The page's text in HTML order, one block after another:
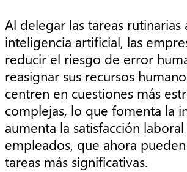
Al delegar las tareas rutinarias
inteligencia artificial, las
reducir el riesgo de error
reasignar sus recursos
centren en cuestiones más
complejas, lo que fomenta la
aumenta la satisfacción
empleados, que ahora
tareas más significativas.